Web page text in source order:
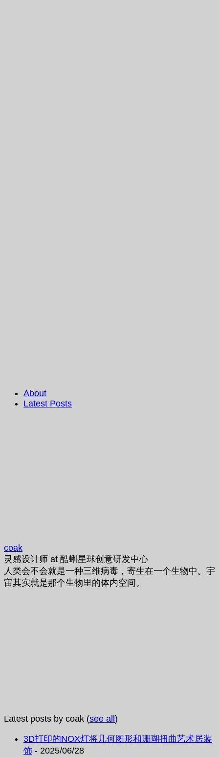
About
Latest Posts
coak
灵感设计师 at 酷蝌星球创意研发中心
人类会不会就是一种三维病毒，寄生在一个生物中。宇
宙其实就是那个生物里的体内空间。
Latest posts by coak (see all )
3D打印的NOX灯将几何图形和珊瑚扭曲艺术居装
饰 - 2025/06/28